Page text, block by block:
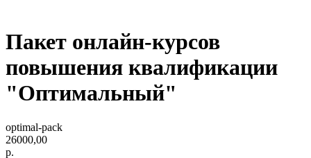
Пакет онлайн-курсов
повышения квалификации
"Оптимальный"
optimal-pack
26000,00
р.